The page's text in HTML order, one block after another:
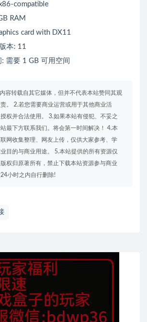
compatible
RAM
card with DX11
本: 11
需要 1 GB 可用空间
容转载自其它媒体，但并不代表本站赞同其观
。 2.若您需要商业运营或用于其他商业活
权并合法使用。 3.如果本站有侵犯、不妥之
最下方联系我们。将会第一时间解决！ 4.本
网收集整理、网友上传，仅供大家参考、学
目的与商业用途。 5.本站提供的所有资源仅
权归原著所有，禁止下载本站资源参与商业
小时之内自行删除!